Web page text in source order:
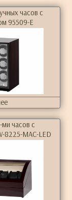
часов с
95509-E
часов с
8225-MAC-LED